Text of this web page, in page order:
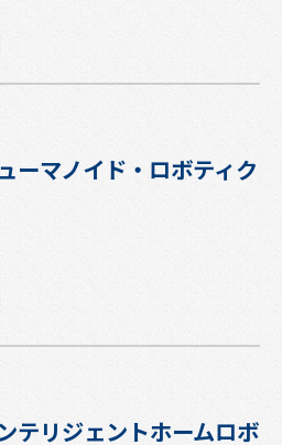
ーマノイド・ロボティク
テリジェントホームロボ